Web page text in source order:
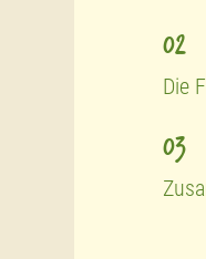
02
Die
03